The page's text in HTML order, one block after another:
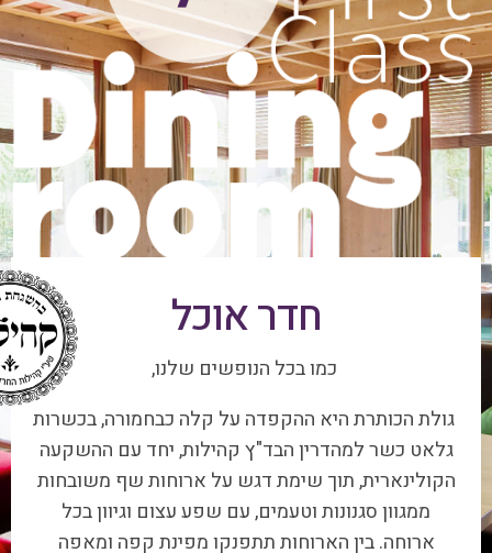
חדר אוכל
כמו בכל הנופשים שלנו,
גולת הכותרת היא ההקפדה על קלה כבחמורה, בכשרות
גלאט כשר למהדרין הבד"ץ קהילות, יחד עם ההשקעה
הקולינארית, תוך שימת דגש על ארוחות שף משובחות
ממגוון סגנונות וטעמים, עם שפע עצום וגיוון בכל
ארוחה. בין הארוחות תתפנקו מפינת קפה ומאפה
הפתוחה 24 שעות ביממה.